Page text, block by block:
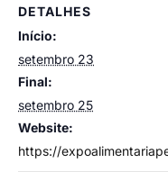
DETALHES
Início:
setembro 23
Final:
setembro 25
Website:
https://